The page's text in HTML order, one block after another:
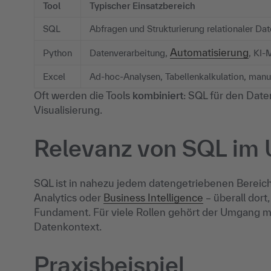
Tool Typischer Einsatzbereich
SQL Abfragen und Strukturierung relationaler
Python Datenverarbeitung, Automatisierung, KI-
Excel Ad-hoc-Analysen, Tabellenkalkulation,
Oft werden die Tools kombiniert: SQL für den
Visualisierung.
Relevanz von SQL
SQL ist in nahezu jedem datengetriebenen
Analytics oder Business Intelligence – überall
Fundament. Für viele Rollen gehört der Umgang
Datenkontext.
Praxisbeispiel